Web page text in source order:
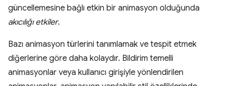
güncellemesine bağlı etkin bir animasyon olduğunda
akıcılığı etkiler.
Bazı animasyon türlerini tanımlamak ve tespit etmek
diğerlerine göre daha kolaydır. Bildirim temelli
animasyonlar veya kullanıcı girişiyle yönlendirilen